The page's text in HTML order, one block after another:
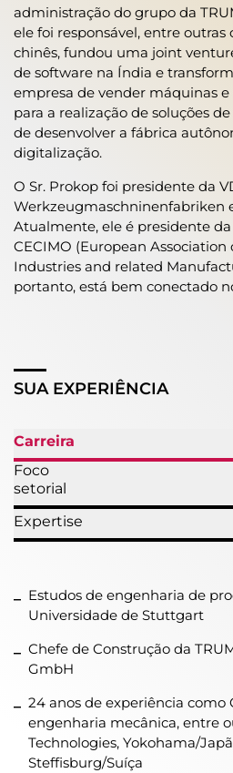
administração do grupo da
ele foi responsável, entre outras
chinês, fundou uma joint
de software na Índia e
empresa de vender máquinas
para a realização de soluções
de desenvolver a fábrica
digitalização.
O Sr. Prokop foi presidente da
Werkzeugmaschninenfabriken
Atualmente, ele é presidente da
CECIMO (European Association
Industries and related
portanto, está bem conectado
SUA EXPERIÊNCIA
Carreira
Foco
setorial
Expertise
Estudos de engenharia de
Universidade de Stuttgart
Chefe de Construção da
GmbH
24 anos de experiência como
engenharia mecânica, entre
Technologies, Yokohama/
Steffisburg/Suíça